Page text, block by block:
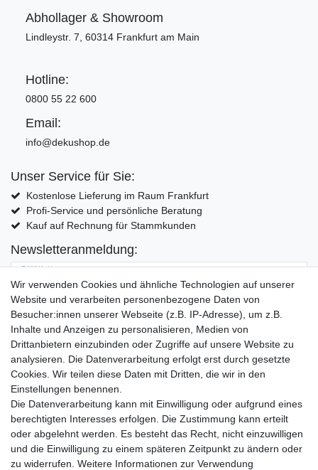
Abhollager & Showroom
Lindleystr. 7, 60314 Frankfurt am Main
Hotline:
0800 55 22 600
Email:
info@dekushop.de
Unser Service für Sie:
Kostenlose Lieferung im Raum Frankfurt
Profi-Service und persönliche Beratung
Kauf auf Rechnung für Stammkunden
Newsletteranmeldung:
E-MAIL **
Hiermit bestätige ich, dass ich die Daten­schutz­erklärung
Einwilligung kann ich jederzeit widerrufen.**
Abonnieren
** Hierbei handelt es sich um ein Pflichtfeld.
Widerrufs­recht Widerrufs­formular Impressum
Daten­schutz­erklärung AGB Kontakt
Wir verwenden Cookies und ähnliche Technologien auf unserer
Website und verarbeiten personenbezogene Daten von
Besucher:innen unserer Webseite (z.B. IP-Adresse), um z.B.
Inhalte und Anzeigen zu personalisieren, Medien von
Drittanbietern einzubinden oder Zugriffe auf unsere Website zu
analysieren. Die Datenverarbeitung erfolgt erst durch gesetzte
Cookies. Wir teilen diese Daten mit Dritten, die wir in den
Einstellungen benennen.
Die Datenverarbeitung kann mit Einwilligung oder aufgrund eines
berechtigten Interesses erfolgen. Die Zustimmung kann erteilt
oder abgelehnt werden. Es besteht das Recht, nicht einzuwilligen
und die Einwilligung zu einem späteren Zeitpunkt zu ändern oder
zu widerrufen. Weitere Informationen zur Verwendung